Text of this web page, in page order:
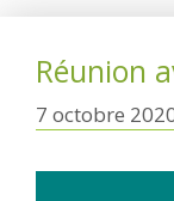
Réunion
7 octobre